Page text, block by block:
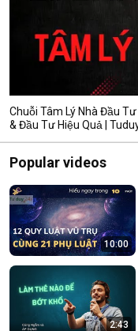
Chuỗi Tâm Lý Nhà Đầu
& Đầu Tư Hiệu Quả |
Popular videos
10:00
2:43